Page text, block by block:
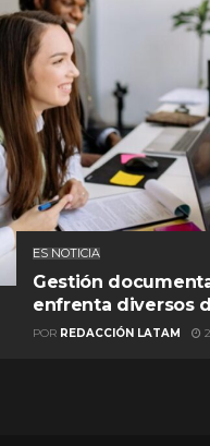
ES NOTICIA
Gestión
enfrenta diversos
POR REDACCIÓN LATAM